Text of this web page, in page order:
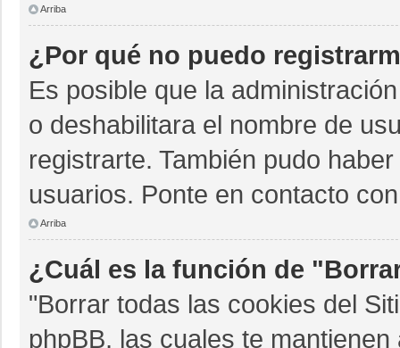
Arriba
¿Por qué no puedo
Es posible que la
o deshabilitara el nombre de
registrarte. También pudo
usuarios. Ponte en contacto
Arriba
¿Cuál es la función de
"Borrar todas las cookies del
phpBB, las cuales te